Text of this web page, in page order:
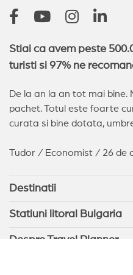
Stiai ca avem peste
turisti si 97% ne
De la an la an tot mai bine.
pachet. Totul este foarte
curata si bine dotata,
Tudor / Economist / 26 de
Destinatii
Statiuni litoral Bulgaria
Despre Travel Planner